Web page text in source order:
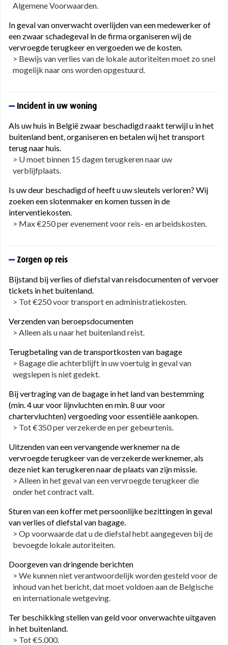
Algemene Voorwaarden.
In geval van onverwacht overlijden van een medewerker of
een zwaar schadegeval in de firma organiseren wij de
vervroegde terugkeer en vergoeden we de kosten.
> Bewijs van verlies van de lokale autoriteiten moet zo snel
mogelijk naar ons worden opgestuurd.
Incident in uw woning
Als uw huis in België zwaar beschadigd raakt terwijl u in het
buitenland bent, organiseren en betalen wij het transport
terug naar huis.
> U moet binnen 15 dagen terugkeren naar uw
verblijfplaats.
Is uw deur beschadigd of heeft u uw sleutels verloren? Wij
zoeken een slotenmaker en komen tussen in de
interventiekosten.
> Max €250 per evenement voor reis- en arbeidskosten.
Zorgen op reis
Bijstand bij verlies of diefstal van reisdocumenten of vervoer
tickets in het buitenland.
> Tot €250 voor transport en administratiekosten.
Verzenden van beroepsdocumenten
> Alleen als u naar het buitenland reist.
Terugbetaling van de transportkosten van bagage
> Bagage die achterblijft in uw voertuig in geval van
wegslepen is niet gedekt.
Bij vertraging van de bagage in het land van bestemming
(min. 4 uur voor lijnvluchten en min. 8 uur voor
chartervluchten) vergoeding voor essentiële aankopen.
> Tot €350 per verzekerde en per gebeurtenis.
Uitzenden van een vervangende werknemer na de
vervroegde terugkeer van de verzekerde werknemer, als
deze niet kan terugkeren naar de plaats van zijn missie.
> Alleen in het geval van een vervroegde terugkeer die
onder het contract valt.
Sturen van een koffer met persoonlijke bezittingen in geval
van verlies of diefstal van bagage.
> Op voorwaarde dat u de diefstal hebt aangegeven bij de
bevoegde lokale autoriteiten.
Doorgeven van dringende berichten
> We kunnen niet verantwoordelijk worden gesteld voor de
inhoud van het bericht, dat moet voldoen aan de Belgische
en internationale wetgeving.
Ter beschikking stellen van geld voor onverwachte uitgaven
in het buitenland.
> Tot €5.000.